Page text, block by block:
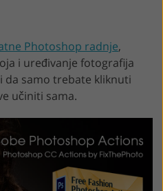
Photoshop radnje,
i uređivanje fotografija
da samo trebate kliknuti
učiniti sama.